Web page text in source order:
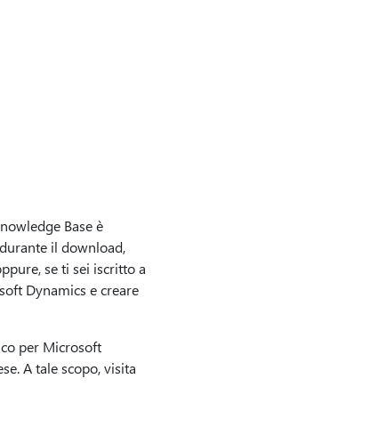
Base è
il download,
se ti sei iscritto a
Dynamics e creare
per Microsoft
A tale scopo, visita